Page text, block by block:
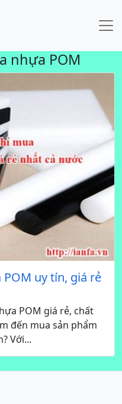
nhựa POM
uy tín, giá rẻ
POM giá rẻ, chất
đến mua sản phẩm
Với...